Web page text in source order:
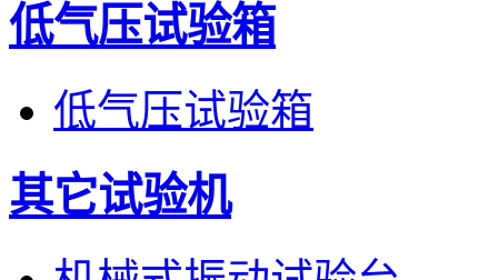
低气压试验箱
低气压试验箱
其它试验机